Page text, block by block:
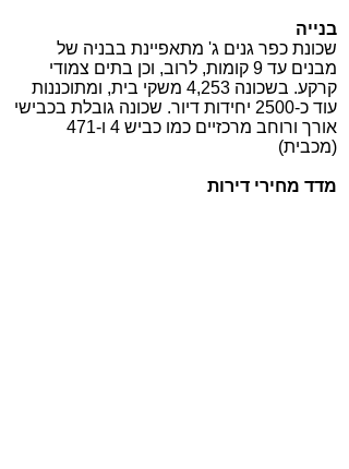
בנייה
שכונת כפר גנים ג' מתאפיינת בבניה של
מבנים עד 9 קומות, לרוב, וכן בתים צמודי
קרקע. בשכונה 4,253 משקי בית, ומתוכננות
עוד כ-2500 יחידות דיור. שכונה גובלת בכבישי
אורך ורוחב מרכזיים כמו כביש 4 ו-471
(מכבית)
מדד מחירי דירות